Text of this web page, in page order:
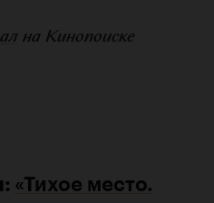
на Кинопоиске
«Тихое место.